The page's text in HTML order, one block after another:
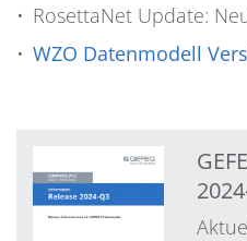
RosettaNet Update:
WZO Datenmodell